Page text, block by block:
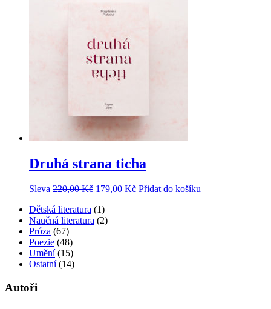
Druhá strana ticha
Sleva 220,00Kč 179,00 Kč Přidat do košíku
Dětská literatura (1)
Naučná literatura (2)
Próza (67)
Poezie (48)
Umění (15)
Ostatní (14)
Autoři